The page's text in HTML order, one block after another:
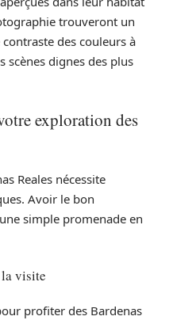
trouveront un
des couleurs à
scènes dignes des plus
exploration des
Reales nécessite
Avoir le bon
simple promenade en
visite
profiter des Bardenas